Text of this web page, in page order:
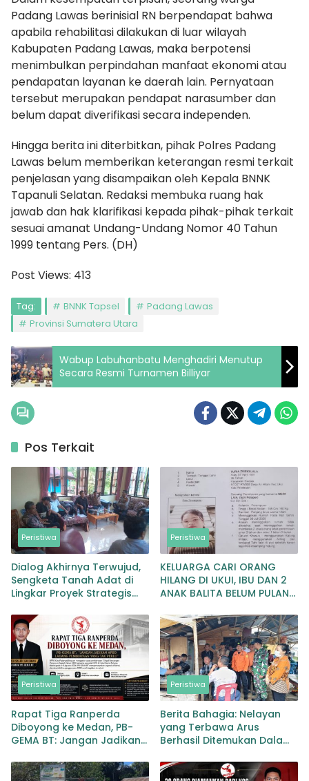
Padang Lawas berinisial RN berpendapat bahwa
apabila rehabilitasi dilakukan di luar wilayah
Kabupaten Padang Lawas, maka berpotensi
menimbulkan perpindahan manfaat ekonomi atau
pendapatan layanan ke daerah lain. Pernyataan
tersebut merupakan pendapat narasumber dan
belum dapat diverifikasi secara independen.
Hingga berita ini diterbitkan, pihak Polres Padang
Lawas belum memberikan keterangan resmi terkait
penjelasan yang disampaikan oleh Kepala BNNK
Tapanuli Selatan. Redaksi membuka ruang hak
jawab dan hak klarifikasi kepada pihak-pihak terkait
sesuai amanat Undang-Undang Nomor 40 Tahun
1999 tentang Pers. (DH)
Post Views: 413
Tag: BNNK Tapsel
Padang Lawas
Provinsi Sumatera Utara
Wabup Labuhanbatu Menghadiri Menutup
Secara Resmi Turnamen Billiyar
Pos Terkait
Peristiwa
Dialog Akhirnya Terwujud,
Sengketa Tanah Adat di
Lingkar Proyek Strategis
Baru
Peristiwa
KELUARGA CARI ORANG
HILANG DI UKUI, IBU DAN 2
ANAK BALITA BELUM PULANG
Peristiwa
Rapat Tiga Ranperda
Diboyong ke Medan, PB-
GEMA BT: Jangan Jadikan
yang Tak Perlu
Peristiwa
Berita Bahagia: Nelayan
yang Terbawa Arus
Berhasil Ditemukan Dalam